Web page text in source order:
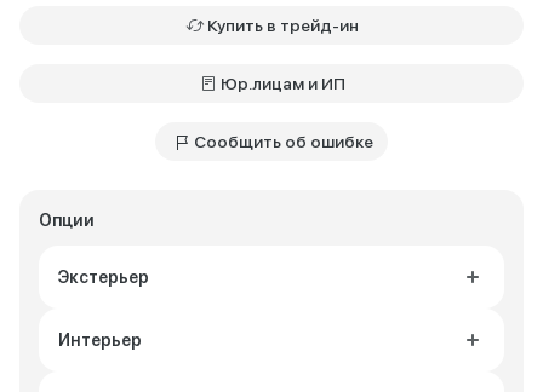
Опции
Экстерьер
Интерьер
Купить в трейд-ин
Юр.лицам и ИП
Сообщить об ошибке